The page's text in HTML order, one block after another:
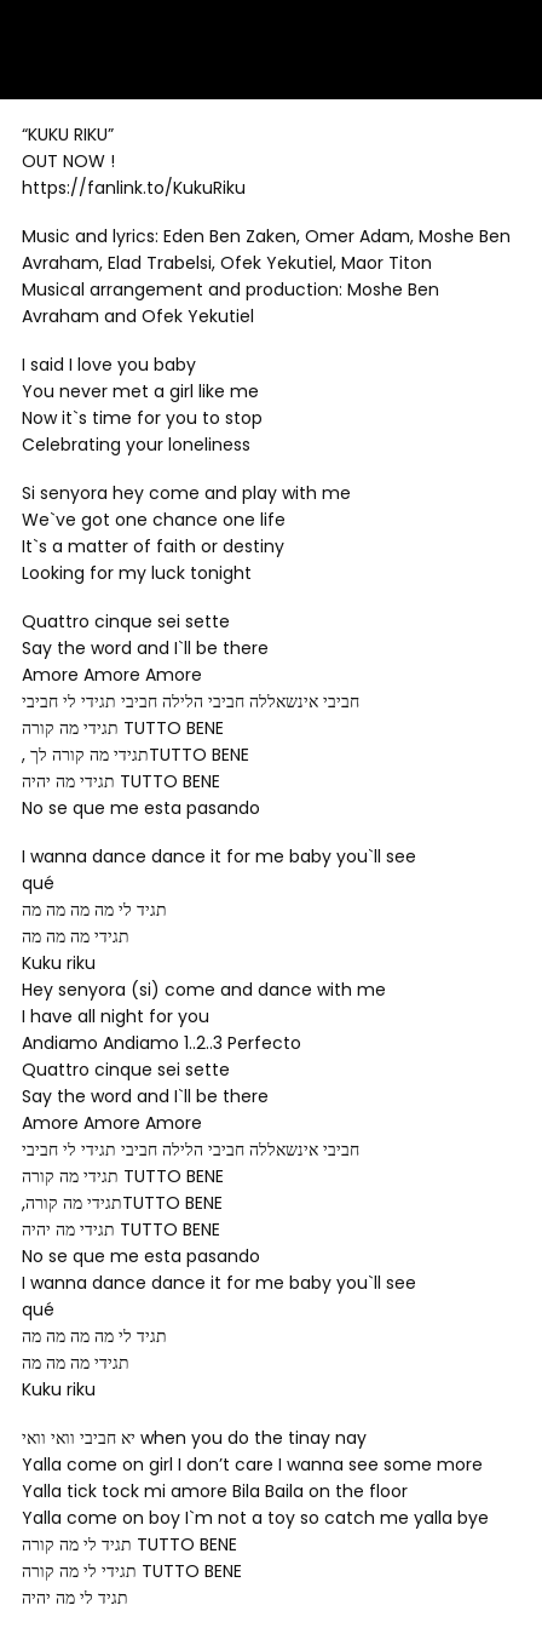
“KUKU RIKU”
OUT NOW !
https://fanlink.to/KukuRiku
Music and lyrics: Eden Ben Zaken, Omer Adam, Moshe Ben
Avraham, Elad Trabelsi, Ofek Yekutiel, Maor Titon
Musical arrangement and production: Moshe Ben
Avraham and Ofek Yekutiel
I said I love you baby
You never met a girl like me
Now it`s time for you to stop
Celebrating your loneliness
Si senyora hey come and play with me
We`ve got one chance one life
It`s a matter of faith or destiny
Looking for my luck tonight
Quattro cinque sei sette
Say the word and I`ll be there
Amore Amore Amore
חביבי אינשאללה חביבי הלילה חביבי תגידי לי חביבי
תגידי מה קורה TUTTO BENE
, תגידי מה קורה לךTUTTO BENE
תגידי מה יהיה TUTTO BENE
No se que me esta pasando
I wanna dance dance it for me baby you`ll see
qué
תגיד לי מה מה מה מה
תגידי מה מה מה
Kuku riku
Hey senyora (si) come and dance with me
I have all night for you
Andiamo Andiamo 1..2..3 Perfecto
Quattro cinque sei sette
Say the word and I`ll be there
Amore Amore Amore
חביבי אינשאללה חביבי הלילה חביבי תגידי לי חביבי
תגידי מה קורה TUTTO BENE
,תגידי מה קורהTUTTO BENE
תגידי מה יהיה TUTTO BENE
No se que me esta pasando
I wanna dance dance it for me baby you`ll see
qué
תגיד לי מה מה מה מה
תגידי מה מה מה
Kuku riku
יא חביבי וואי וואי when you do the tinay nay
Yalla come on girl I don’t care I wanna see some more
Yalla tick tock mi amore Bila Baila on the floor
Yalla come on boy I`m not a toy so catch me yalla bye
תגיד לי מה קורה TUTTO BENE
תגידי לי מה קורה TUTTO BENE
תגיד לי מה יהיה